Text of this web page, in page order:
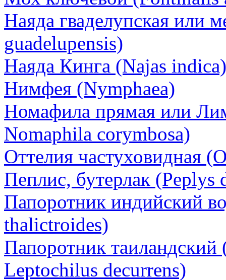
Наяда гваделупская или
guadelupensis)
Наяда Кинга (Najas indica)
Нимфея (Nymphаea)
Номафила прямая или
Nomaphila corymbosa)
Оттелия частуховидная
Пеплис, бутерлак (Peplys
Папоротник индийский
thalictroides)
Папоротник
Leptochilus decurrens)